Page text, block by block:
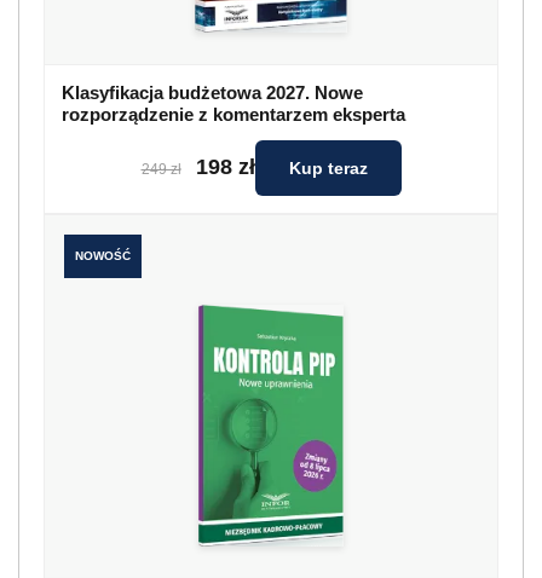
Klasyfikacja budżetowa 2027. Nowe
rozporządzenie z komentarzem eksperta
249 zł 198 zł Kup teraz
NOWOŚĆ